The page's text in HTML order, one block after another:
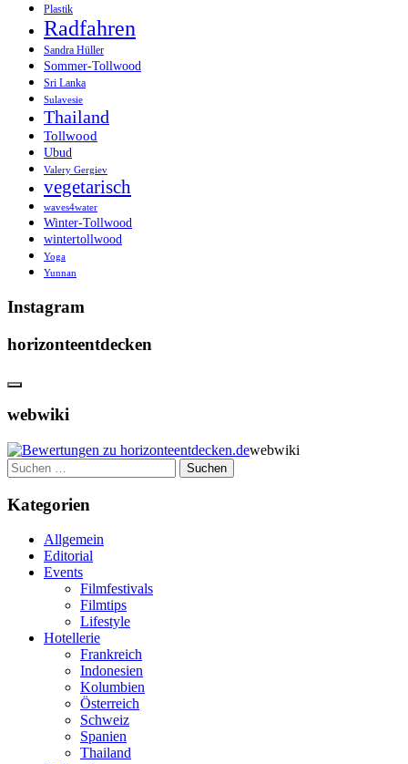
Plastik
Radfahren
Sandra Hüller
Sommer-Tollwood
Sri Lanka
Sulavesie
Thailand
Tollwood
Ubud
Valery Gergiev
vegetarisch
waves4water
Winter-Tollwood
wintertollwood
Yoga
Yunnan
Instagram
horizonteentdecken
webwiki
webwiki
Suchen
nach:
Kategorien
Allgemein
Editorial
Events
Filmfestivals
Filmtips
Lifestyle
Hotellerie
Frankreich
Indonesien
Kolumbien
Österreich
Schweiz
Spanien
Thailand